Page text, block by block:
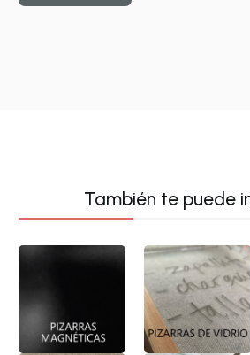
También te puede